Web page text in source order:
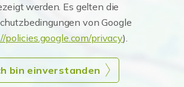
werden. Es gelten die
von Google
policies.google.com/privacy).
bin einverstanden